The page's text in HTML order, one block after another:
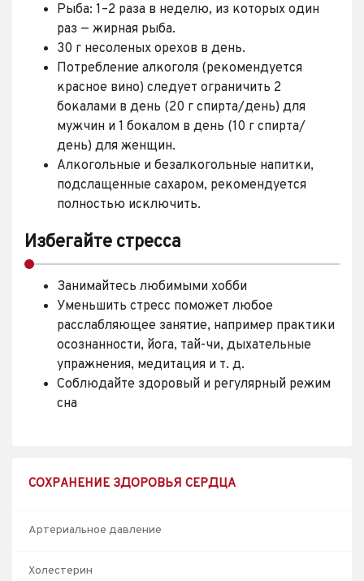
Рыба: 1–2 раза в неделю, из которых один
раз — жирная рыба.
30 г несоленых орехов в день.
Потребление алкоголя (рекомендуется
красное вино) следует ограничить 2
бокалами в день (20 г спирта/день) для
мужчин и 1 бокалом в день (10 г спирта/
день) для женщин.
Алкогольные и безалкогольные напитки,
подслащенные сахаром, рекомендуется
полностью исключить.
Избегайте стресса
Занимайтесь любимыми хобби
Уменьшить стресс поможет любое
расслабляющее занятие, например практики
осознанности, йога, тай-чи, дыхательные
упражнения, медитация и т. д.
Соблюдайте здоровый и регулярный режим
сна
СОХРАНЕНИЕ ЗДОРОВЬЯ СЕРДЦА
Артериальное давление
Холестерин